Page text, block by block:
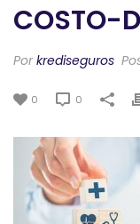
COSTO-
Porkrediseguros
0 0